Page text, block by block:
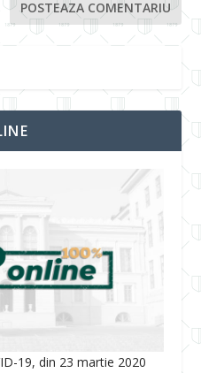
19, din 23 martie 2020